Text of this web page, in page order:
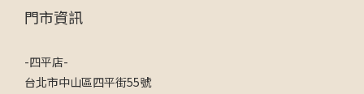
門市資訊
-四平店-
台北市中山區四平街55號